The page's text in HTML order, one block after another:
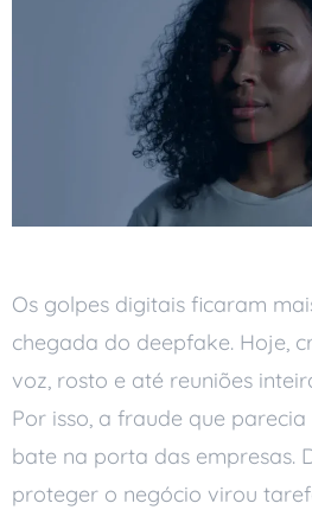
Os golpes digitais ficaram
chegada do deepfake. Hoje,
voz, rosto e até reuniões
Por isso, a fraude que
bate na porta das empresas.
proteger o negócio virou